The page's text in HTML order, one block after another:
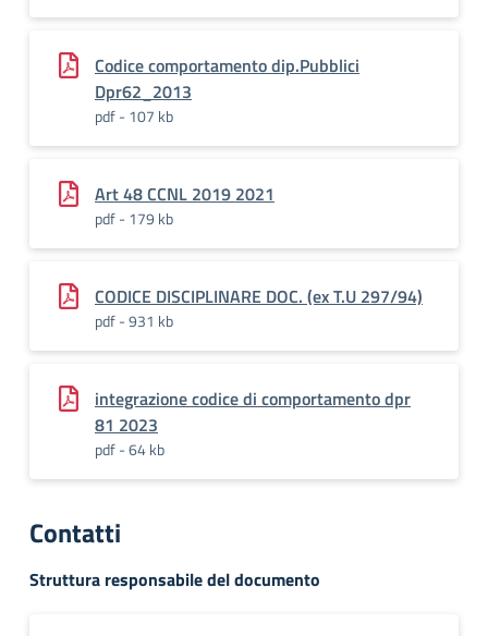
Codice comportamento dip.Pubblici
Dpr62_2013
pdf - 107 kb
Art 48 CCNL 2019 2021
pdf - 179 kb
CODICE DISCIPLINARE DOC. (ex T.U 297/94)
pdf - 931 kb
integrazione codice di comportamento dpr
81 2023
pdf - 64 kb
Contatti
Struttura responsabile del documento